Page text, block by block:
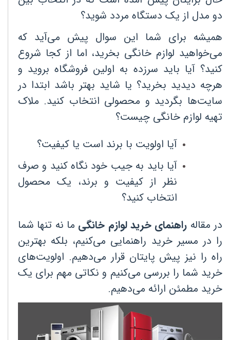
دو مدل از یک دستگاه مردد شوید؟
همیشه برای شما این سوال پیش می‌آید که
می‌خواهید لوازم خانگی بخرید، اما از کجا شروع
کنید؟ آیا باید سرزده به اولین فروشگاه بروید و
هرچه دیدید بخرید؟ یا شاید بهتر باشد ابتدا در
سایت‌ها بگردید و محصولی انتخاب کنید. ملاک
تهیه لوازم خانگی چیست؟
آیا اولویت با برند است یا کیفیت؟
آیا باید به جیب خود نگاه کنید و صرف
نظر از کیفیت و برند، یک محصول
انتخاب کنید؟
در مقاله راهنمای خرید لوازم خانگی ما نه تنها شما
را در مسیر خرید راهنمایی می‌کنیم، بلکه بهترین
راه را نیز پیش پایتان قرار می‌دهیم. اولویت‌های
خرید شما را بررسی می‌کنیم و نکاتی مهم برای یک
خرید مطمئن ارائه می‌دهیم.